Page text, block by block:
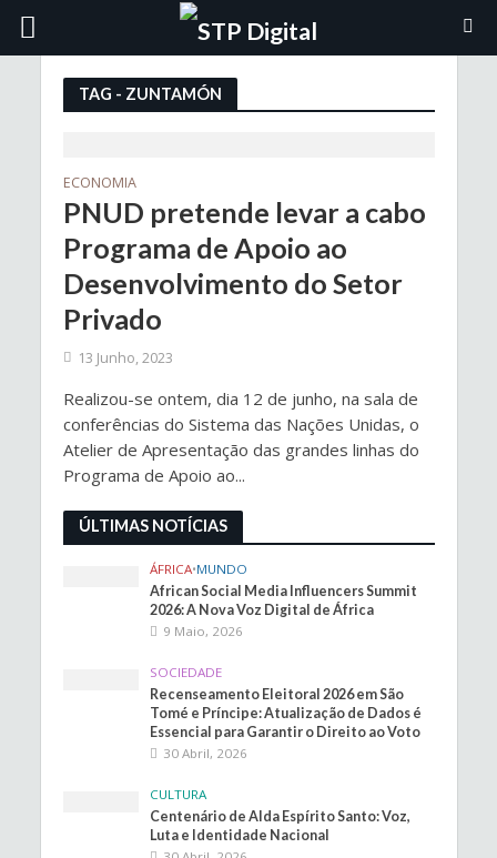
TAG - ZUNTAMÓN
ECONOMIA
PNUD pretende levar a cabo
Programa de Apoio ao
Desenvolvimento do Setor
Privado
13 Junho, 2023
Realizou-se ontem, dia 12 de junho, na sala de
conferências do Sistema das Nações Unidas, o
Atelier de Apresentação das grandes linhas do
Programa de Apoio ao...
ÚLTIMAS NOTÍCIAS
ÁFRICA•MUNDO
African Social Media Influencers Summit
2026: A Nova Voz Digital de África
9 Maio, 2026
SOCIEDADE
Recenseamento Eleitoral 2026 em São
Tomé e Príncipe: Atualização de Dados é
Essencial para Garantir o Direito ao Voto
30 Abril, 2026
CULTURA
Centenário de Alda Espírito Santo: Voz,
Luta e Identidade Nacional